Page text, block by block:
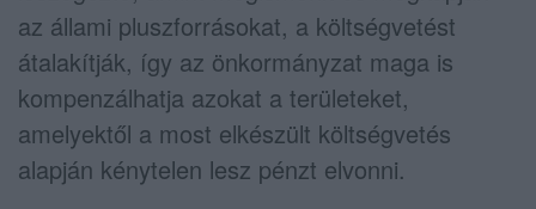
az állami pluszforrásokat, a költségvetést
átalakítják, így az önkormányzat maga is
kompenzálhatja azokat a területeket,
amelyektől a most elkészült költségvetés
alapján kénytelen lesz pénzt elvonni.